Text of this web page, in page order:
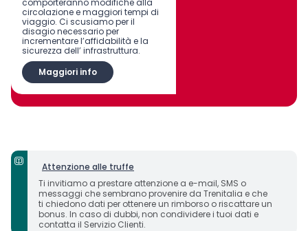
comporteranno modifiche alla
circolazione e maggiori tempi di
viaggio. Ci scusiamo per il
disagio necessario per
incrementare l’affidabilità e la
sicurezza dell’ infrastruttura.
Maggiori info
Attenzione alle truffe
Ti invitiamo a prestare attenzione a e-mail, SMS o
messaggi che sembrano provenire da Trenitalia e che
ti chiedono dati per ottenere un rimborso o riscattare un
bonus. In caso di dubbi, non condividere i tuoi dati e
contatta il Servizio Clienti.